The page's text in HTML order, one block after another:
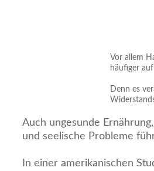
Vor allem
häufiger
Denn es
Auch ungesunde
und seelische Probleme
In einer amerikanischen